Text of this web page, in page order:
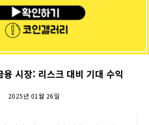
융 시장: 리스크 대비 기대 수익
2025년 01월 26일